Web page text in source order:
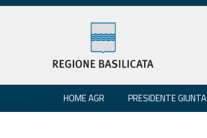
HOME AGR PRESIDENTE GIUNTA